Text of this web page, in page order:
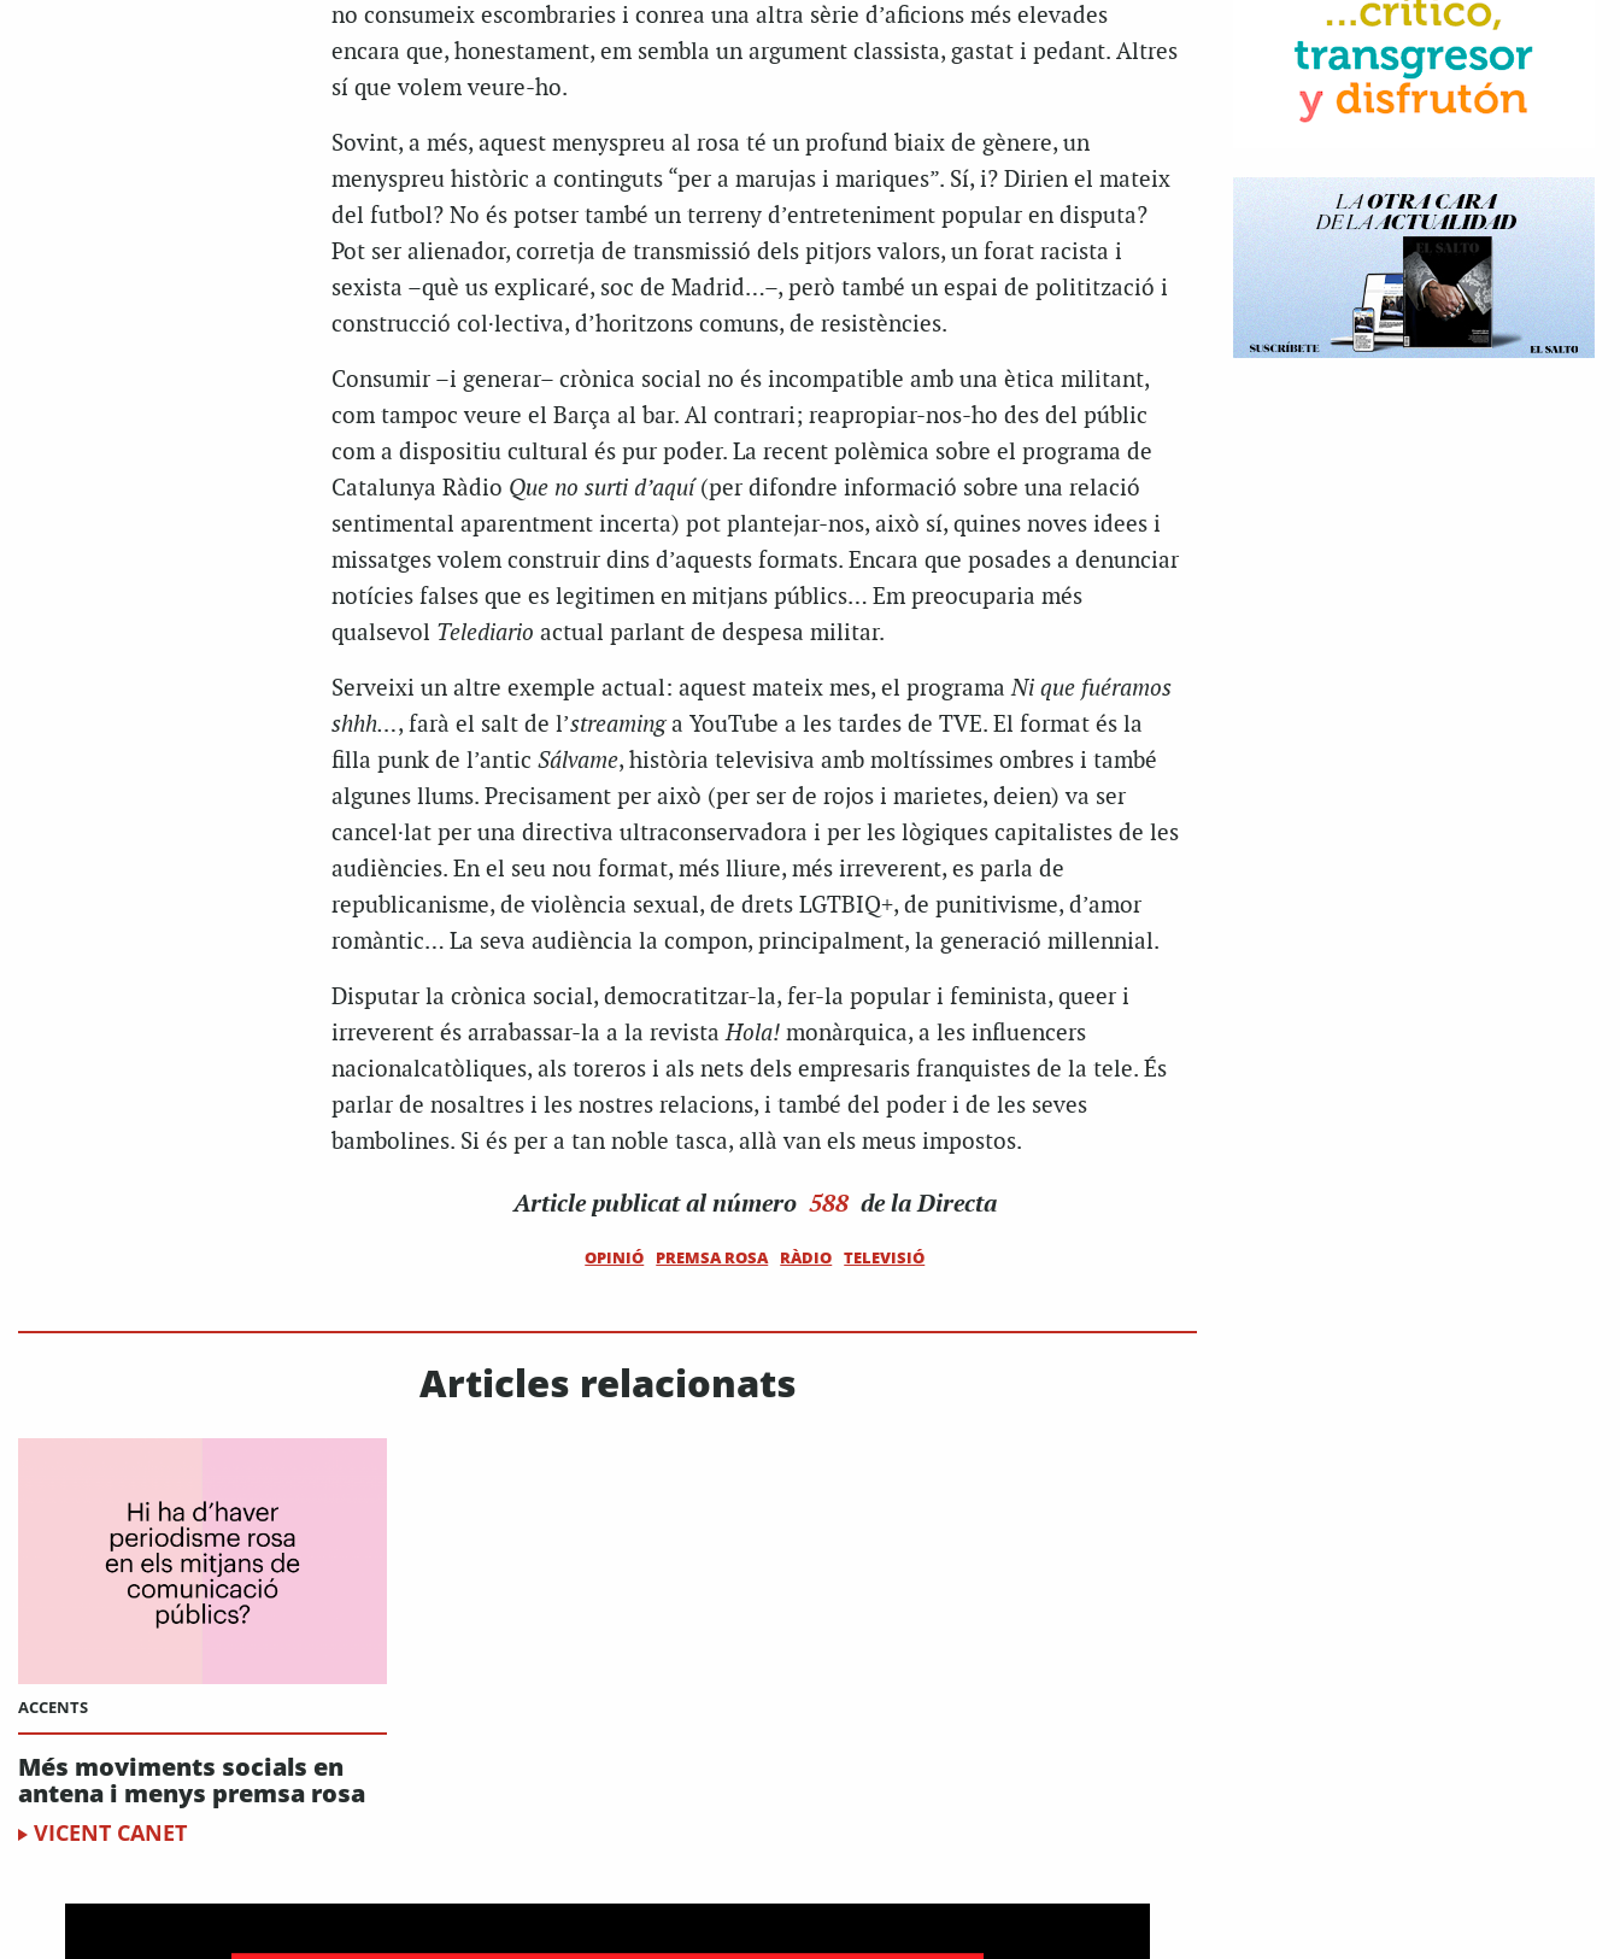
no consumeix escombraries i conrea una altra sèrie d’aficions més elevades
encara que, honestament, em sembla un argument classista, gastat i pedant. Altres
sí que volem veure-ho.
Sovint, a més, aquest menyspreu al rosa té un profund biaix de gènere, un
menyspreu històric a continguts “per a marujas i mariques”. Sí, i? Dirien el mateix
del futbol? No és potser també un terreny d’entreteniment popular en disputa?
Pot ser alienador, corretja de transmissió dels pitjors valors, un forat racista i
sexista –què us explicaré, soc de Madrid…–, però també un espai de politització i
construcció col·lectiva, d’horitzons comuns, de resistències.
Consumir –i generar– crònica social no és incompatible amb una ètica militant,
com tampoc veure el Barça al bar. Al contrari; reapropiar-nos-ho des del públic
com a dispositiu cultural és pur poder. La recent polèmica sobre el programa de
Catalunya Ràdio Que no surti d’aquí(per difondre informació sobre una relació
sentimental aparentment incerta) pot plantejar-nos, això sí, quines noves idees i
missatges volem construir dins d’aquests formats. Encara que posades a denunciar
notícies falses que es legitimen en mitjans públics… Em preocuparia més
qualsevol Telediario actual parlant de despesa militar.
Serveixi un altre exemple actual: aquest mateix mes, el programaNi que fuéramos
shhh…, farà el salt de l’streaminga YouTube a les tardes de TVE. El format és la
filla punk de l’antic Sálvame, història televisiva amb moltíssimes ombres i també
algunes llums. Precisament per això (per ser de rojos i marietes, deien) va ser
cancel·lat per una directiva ultraconservadora i per les lògiques capitalistes de les
audiències. En el seu nou format, més lliure, més irreverent, es parla de
republicanisme, de violència sexual, de drets LGTBIQ+, de punitivisme, d’amor
romàntic… La seva audiència la compon, principalment, la generació millennial.
Disputar la crònica social, democratitzar-la, fer-la popular i feminista, queer i
irreverent és arrabassar-la a la revistaHola!monàrquica, a les influencers
nacionalcatòliques, als toreros i als nets dels empresaris franquistes de la tele. És
parlar de nosaltres i les nostres relacions, i també del poder i de les seves
bambolines. Si és per a tan noble tasca, allà van els meus impostos.
Articlepublicat al número 588 de la Directa
OPINIÓ PREMSA ROSA RÀDIO TELEVISIÓ
Articles relacionats
ACCENTS
Més moviments socials en
antena i menys premsa rosa
VICENT CANET